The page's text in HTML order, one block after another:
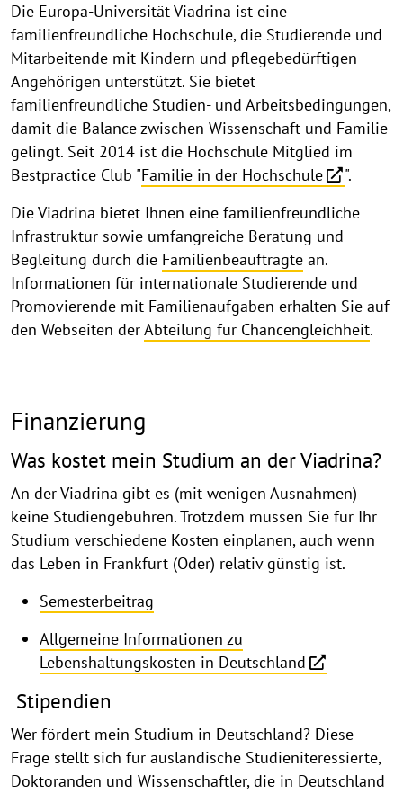
Die Europa-Universität Viadrina ist eine
familienfreundliche Hochschule, die Studierende und
Mitarbeitende mit Kindern und pflegebedürftigen
Angehörigen unterstützt. Sie bietet
familienfreundliche Studien- und Arbeitsbedingungen,
damit die Balance zwischen Wissenschaft und Familie
gelingt. Seit 2014 ist die Hochschule Mitglied im
Bestpractice Club "Familie in der Hochschule
".
Die Viadrina bietet Ihnen eine familienfreundliche
Infrastruktur sowie umfangreiche Beratung und
Begleitung durch die Familienbeauftragte an.
Informationen für internationale Studierende und
Promovierende mit Familienaufgaben erhalten Sie auf
den Webseiten derAbteilung für Chancengleichheit.
Finanzierung
Was kostet mein Studium an der Viadrina?
An der Viadrina gibt es (mit wenigen Ausnahmen)
keine Studiengebühren. Trotzdem müssen Sie für Ihr
Studium verschiedene Kosten einplanen, auch wenn
das Leben in Frankfurt (Oder) relativ günstig ist.
Semesterbeitrag
Allgemeine Informationen zu
Lebenshaltungskosten in Deutschland
Stipendien
Wer fördert mein Studium in Deutschland? Diese
Frage stellt sich für ausländische Studieniteressierte,
Doktoranden und Wissenschaftler, die in Deutschland